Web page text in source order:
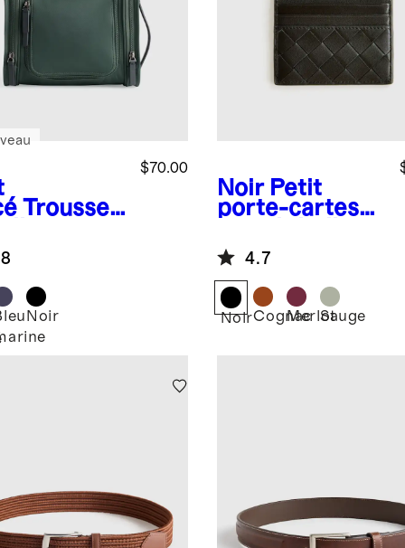
Trousse
Voyage à
$70.00
Noir
Noir Petit
porte-cartes
tissé à la main
4.7
NoirCognacMerlotSauge